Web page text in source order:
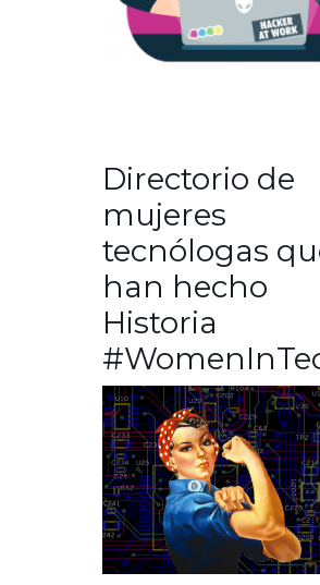
Directorio de
mujeres
tecnólogas
han hecho
Historia